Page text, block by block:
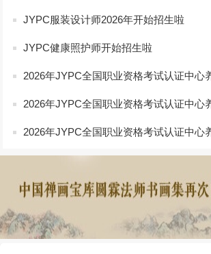
JYPC服装设计师2026年开始招生啦
JYPC健康照护师开始招生啦
2026年JYPC全国职业资格考试认证中心
2026年JYPC全国职业资格考试认证中心
2026年JYPC全国职业资格考试认证中心